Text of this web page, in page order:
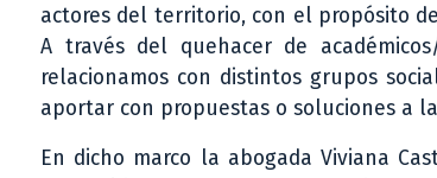
actores del territorio, con el propósito
A través del quehacer de
relacionamos con distintos grupos
aportar con propuestas o soluciones a
En dicho marco la abogada Viviana